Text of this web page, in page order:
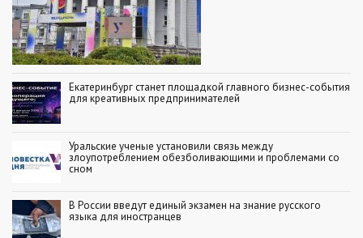
Екатеринбург станет площадкой главного бизнес-события
для креативных предпринимателей
Уральские ученые установили связь между
злоупотреблением обезболивающими и проблемами со
сном
В России введут единый экзамен на знание русского
языка для иностранцев